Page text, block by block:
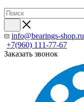
info@bearings-shop.ru
+7(960) 111-77-67
Заказать звонок